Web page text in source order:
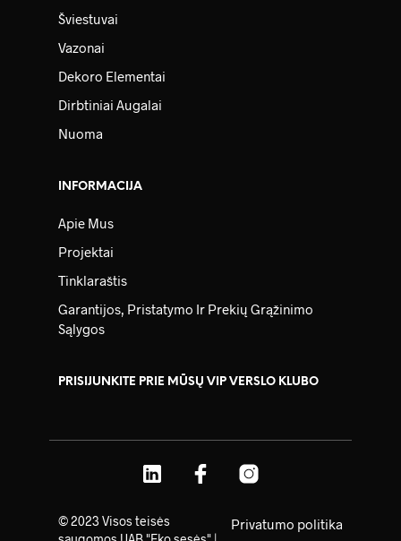
Šviestuvai
Vazonai
Dekoro Elementai
Dirbtiniai Augalai
Nuoma
INFORMACIJA
Apie Mus
Projektai
Tinklaraštis
Garantijos, Pristatymo Ir Prekių Grąžinimo
Sąlygos
PRISIJUNKITE PRIE MŪSŲ VIP VERSLO KLUBO
Privatumo politika
© 2023 Visos teisės